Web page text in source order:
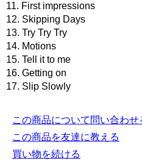
11. First impressions
12. Skipping Days
13. Try Try Try
14. Motions
15. Tell it to me
16. Getting on
17. Slip Slowly
この商品について問い合わせ
この商品を友達に教える
買い物を続ける